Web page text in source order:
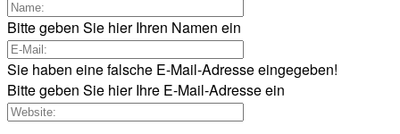
Bitte geben Sie hier Ihren Namen ein
Sie haben eine falsche E-Mail-Adresse eingegeben!
Bitte geben Sie hier Ihre E-Mail-Adresse ein